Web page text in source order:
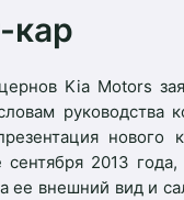
кар
Kia Motors
руководства
нового
2013
ее внешний вид и